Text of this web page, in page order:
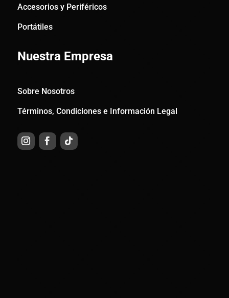
Accesorios y Periféricos
Portátiles
Nuestra Empresa
Sobre Nosotros
Términos, Condiciones e Información Legal